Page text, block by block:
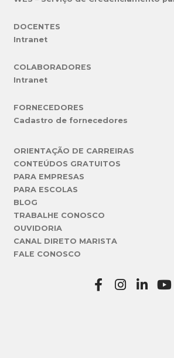
DOCENTES
Intranet
COLABORADORES
Intranet
FORNECEDORES
Cadastro de fornecedores
ORIENTAÇÃO DE CARREIRAS
CONTEÚDOS GRATUITOS
PARA EMPRESAS
PARA ESCOLAS
BLOG
TRABALHE CONOSCO
OUVIDORIA
CANAL DIRETO MARISTA
FALE CONOSCO